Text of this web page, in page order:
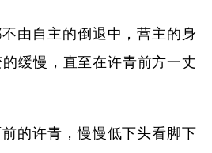
由自主的倒退中，营主的身
缓慢，直至在许青前方一丈
的许青，慢慢低下头看脚下